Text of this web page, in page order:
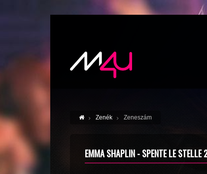
Zenék Zeneszám
EMMA SHAPLIN - SPENTE LE